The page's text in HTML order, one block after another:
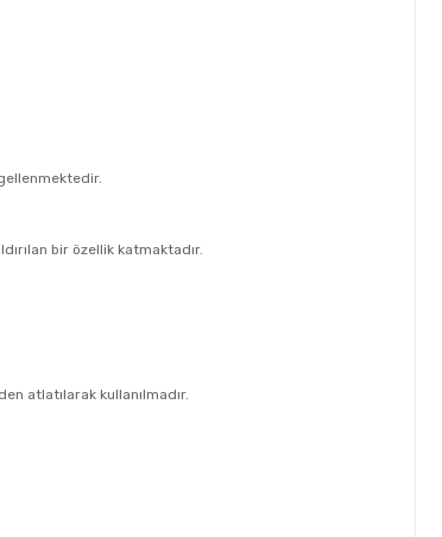
bir özellik katmaktadır.
atlatılarak kullanılmadır.